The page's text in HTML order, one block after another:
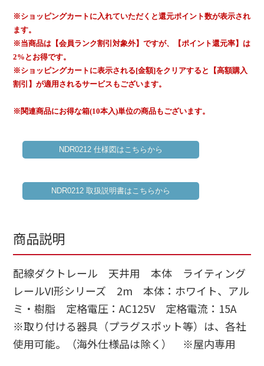
※ショッピングカートに入れていただくと還元ポイント数が表示され
ます。
※当商品は【会員ランク割引対象外】ですが、【ポイント還元率】は
2%とお得です。
※ショッピングカートに表示される[金額]をクリアすると【高額購入
割引】が適用されるサービスもございます。
※関連商品にお得な箱(10本入)単位の商品もございます。
NDR0212 仕様図はこちらから
NDR0212 取扱説明書はこちらから
商品説明
配線ダクトレール 天井用 本体 ライティング
レールVI形シリーズ 2m 本体：ホワイト、アル
ミ・樹脂 定格電圧：AC125V 定格電流：15A
※取り付ける器具（プラグスポット等）は、各社
使用可能。（海外仕様品は除く） ※屋内専用